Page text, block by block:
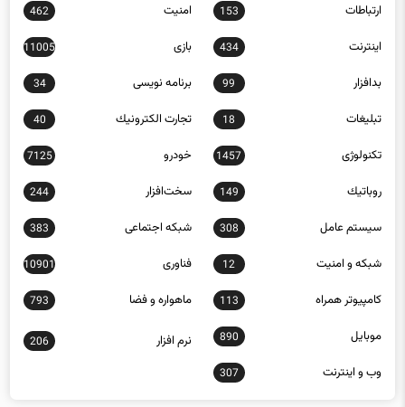
ارتباطات 153 امنيت 462
اينترنت 434 بازی 11005
بدافزار 99 برنامه نويسی 34
تبلیغات 18 تجارت الكترونيك 40
تکنولوژی 1457 خودرو 7125
روباتيك 149 سخت‌افزار 244
سيستم عامل 308 شبكه اجتماعی 383
شبكه و امنيت 12 فناوری 10901
كامپيوتر همراه 113 ماهواره و فضا 793
موبايل 890 نرم افزار 206
وب و اينترنت 307